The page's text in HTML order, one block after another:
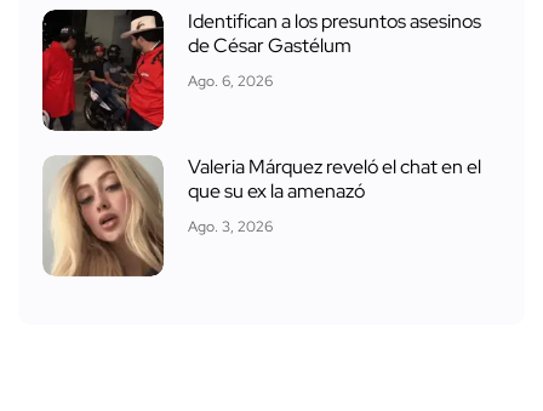
Identifican a los presuntos asesinos
de César Gastélum
Ago. 6, 2026
Valeria Márquez reveló el chat en el
que su ex la amenazó
Ago. 3, 2026